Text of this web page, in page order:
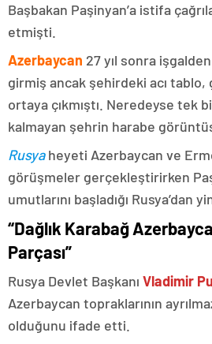
Başbakan Paşinyan’a istifa
etmişti.
Azerbaycan 27 yıl sonra
girmiş ancak şehirdeki acı tablo,
ortaya çıkmıştı. Neredeyse tek
kalmayan şehrin harabe
Rusyaheyeti Azerbaycan ve
görüşmeler gerçekleştirirken
umutlarını başladığı Rusya’dan
“Dağlık Karabağ
Parçası”
Rusya Devlet Başkanı Vladimir
Azerbaycan topraklarının
olduğunu ifade etti.